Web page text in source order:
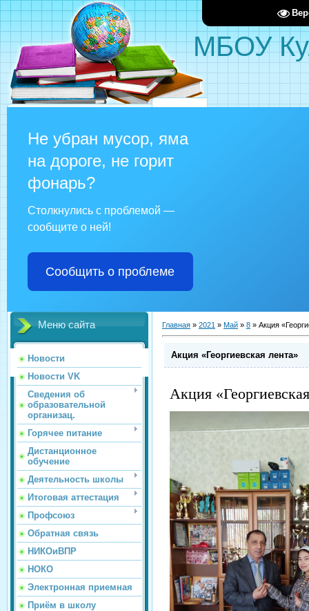
МБОУ
Не убран мусор, яма
на дороге, не горит
фонарь?
Столкнулись с проблемой —
сообщите о ней!
Сообщить о проблеме
Меню сайта
Новости
Новости VK
Сведения об
образовательной
организац.
Горячее питание
Дистанционное
обучение
Деятельность школы
Итоговая аттестация
Профсоюз
Обратная связь
НИКОиВПР
НОКО
Электронная приемная
Приём в школу
Главная » 2021 » Май » 8 » Акция
Акция «Георгиевская лента»
Акция